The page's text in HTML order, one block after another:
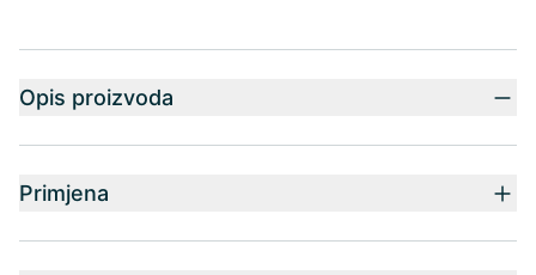
Opis proizvoda
Primjena